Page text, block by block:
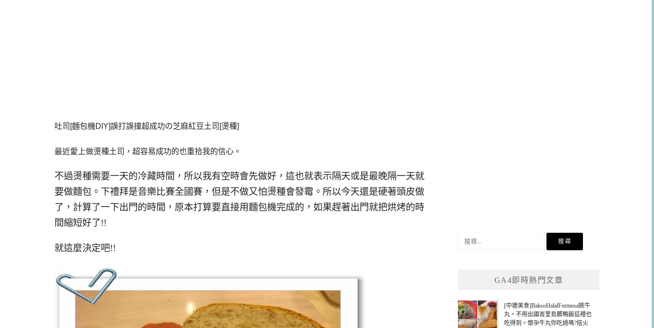
吐司[麵包機DIY]誤打誤撞超成功の芝麻紅豆土司[燙種]
最近愛上做燙種土司，超容易成功的也重拾我的信心。
不過燙種需要一天的冷藏時間，所以我有空時會先做好，這也就表示隔天或是最晚隔一天就
要做麵包。下禮拜是音樂比賽全國賽，但是不做又怕燙種會發霉。所以今天還是硬著頭皮做
了，計算了一下出門的時間，原本打算要直接用麵包機完成的，如果趕著出門就把烘烤的時
間縮短好了!!
就這麼決定吧!!
GA4即時熱門文章
[中壢美食]BaksoHalalFormosa姚牛
丸。不用出國峇里島髒鴨飯這裡也
吃得到。懷孕牛丸你吃過嗎?搭火